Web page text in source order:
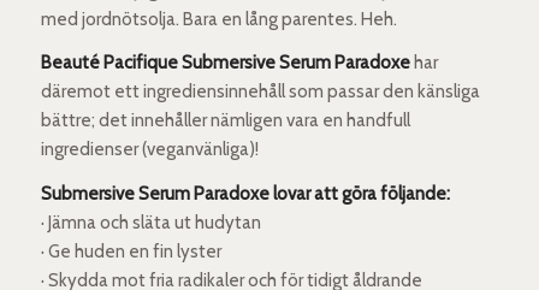
med jordnötsolja. Bara en lång parentes. Heh.
Beauté Pacifique Submersive Serum Paradoxe har
däremot ett ingrediensinnehåll som passar den känsliga
bättre; det innehåller nämligen vara en handfull
ingredienser (veganvänliga)!
Submersive Serum Paradoxe lovar att göra följande:
· Jämna och släta ut hudytan
· Ge huden en fin lyster
· Skydda mot fria radikaler och för tidigt åldrande